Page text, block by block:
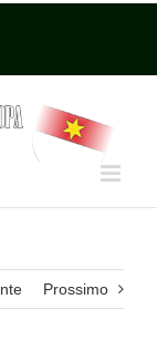
Prossimo